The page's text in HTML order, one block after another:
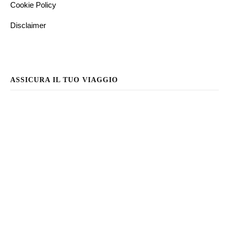
Cookie Policy
Disclaimer
ASSICURA IL TUO VIAGGIO